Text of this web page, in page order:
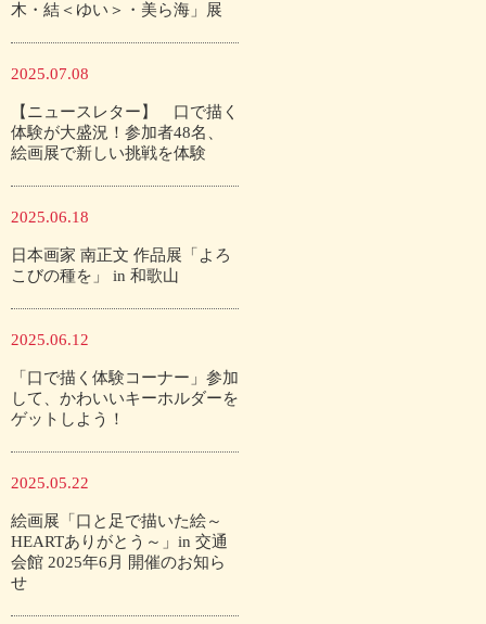
木・結＜ゆい＞・美ら海」展
2025.07.08
【ニュースレター】 口で描く
体験が大盛況！参加者48名、
絵画展で新しい挑戦を体験
2025.06.18
日本画家 南正文 作品展「よろ
こびの種を」 in 和歌山
2025.06.12
「口で描く体験コーナー」参加
して、かわいいキーホルダーを
ゲットしよう！
2025.05.22
絵画展「口と足で描いた絵～
HEARTありがとう～」in 交通
会館 2025年6月 開催のお知ら
せ